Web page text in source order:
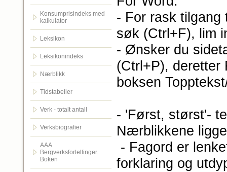
Konsumprisindeks med
kalkulator
Leksikon
Leksikonindeks
Nærblikk
Tidstabeller
Verk - totalt antall
Verksbiografier
AAA
Bergverksfortellinger.
Boken
- For rask
søk (Ctrl+F), lim
- Ønsker du
(Ctrl+P), deretter
boksen
- 'Først, størst'-
Nærblikkene
- Fagord er
forklaring og